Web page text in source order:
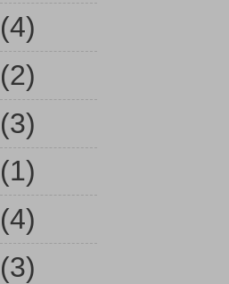
(4)
(2)
(3)
(1)
(4)
(3)